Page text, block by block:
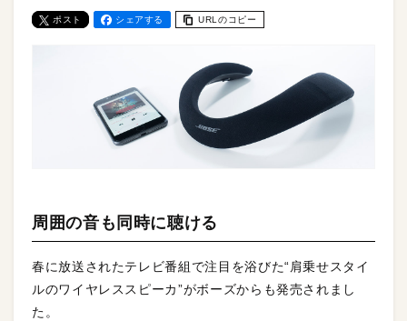
ポスト シェアする URLのコピー
周囲の音も同時に聴ける
春に放送されたテレビ番組で注目を浴びた“肩乗せスタイ
ルのワイヤレススピーカ”がボーズからも発売されまし
た。